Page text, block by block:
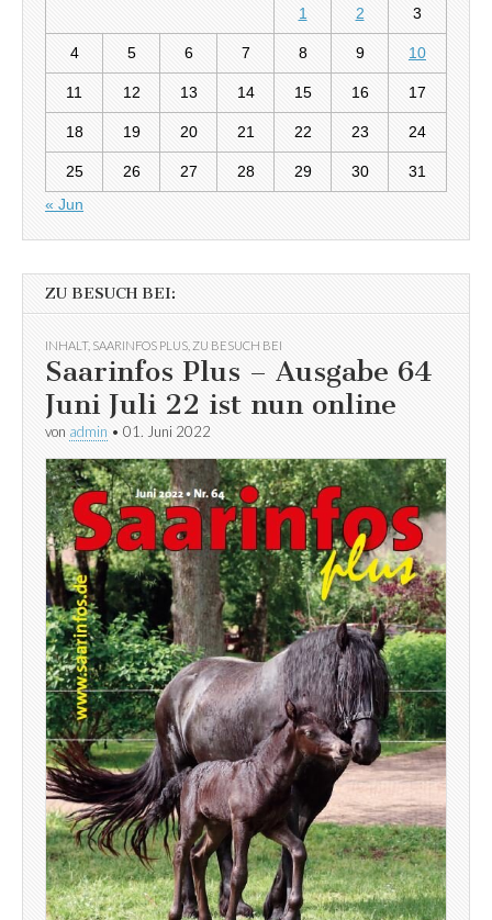
1 2 3
4 5 6 7 8 9 10
11 12 13 14 15 16 17
18 19 20 21 22 23 24
25 26 27 28 29 30
31
« Jun
ZU BESUCH BEI:
INHALT, SAARINFOS PLUS ZU BESUCH BEI
Saarinfos Plus – Ausgabe 64
Juni Juli 22 ist nun online
von admin • 01. Juni 2022